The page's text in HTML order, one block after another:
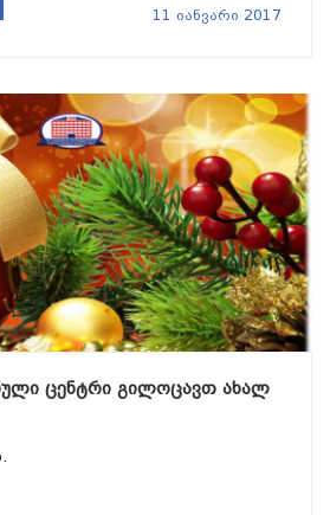
11 იანვარი 2017
ცენტრი გილოცავთ ახალ